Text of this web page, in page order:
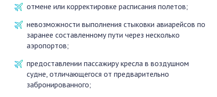
отмене или корректировке расписания полетов;
невозможности выполнения стыковки авиарейсов по
заранее составленному пути через несколько
аэропортов;
предоставлении пассажиру кресла в воздушном
судне, отличающегося от предварительно
забронированного;